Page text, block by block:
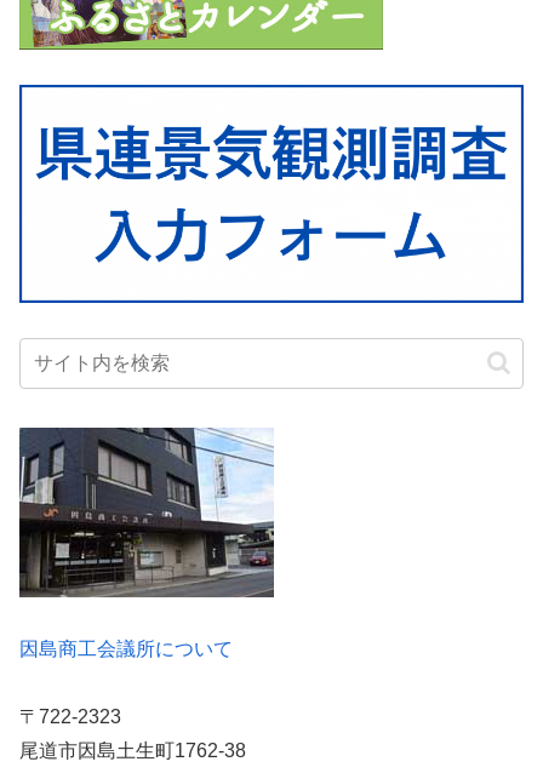
因島商工会議所について
〒722-2323
尾道市因島土生町1762-38